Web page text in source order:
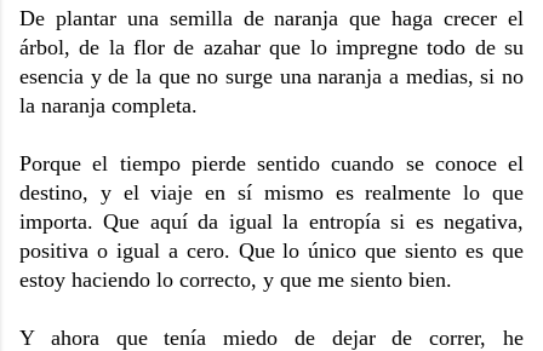
De plantar una semilla de naranja que haga crecer el
árbol, de la flor de azahar que lo impregne todo de su
esencia y de la que no surge una naranja a medias, si no
la naranja completa.
Porque el tiempo pierde sentido cuando se conoce el
destino, y el viaje en sí mismo es realmente lo que
importa. Que aquí da igual la entropía si es negativa,
positiva o igual a cero. Que lo único que siento es que
estoy haciendo lo correcto, y que me siento bien.
Y ahora que tenía miedo de dejar de correr, he